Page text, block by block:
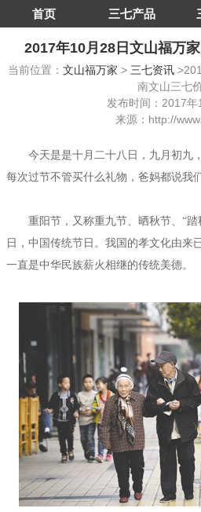
首页 三七产品
2017年10月28日文山福万
当前位置： 文山福万家 > 三七资讯
南文山三七
发布时间：2017年
来源：http://
今天是是十月二十八日，九月初九
每次过节不管买什么礼物，爸妈都说我
重阳节，又称重九节、晒秋节、“
日，中国传统节日。我国的孝文化由来
一直是中华民族薪火相继的传统美德。